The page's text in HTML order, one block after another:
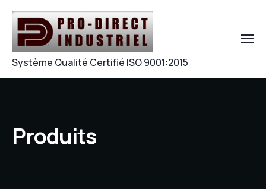
Système Qualité Certifié ISO 9001:2015
Produits